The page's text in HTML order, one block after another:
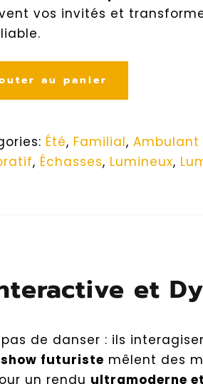
vos invités et
au panier
Été, Familial, Ambulant
, Échasses, Lumineux,
et
de danser : ils
show futuriste mêlent des
un rendu ultramoderne